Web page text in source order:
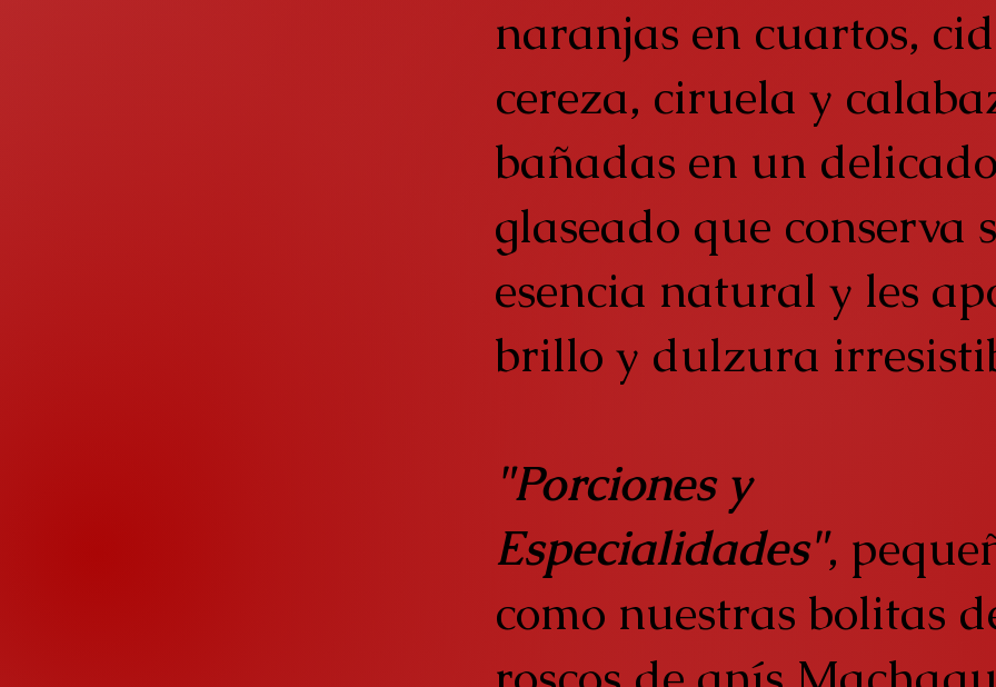
naranjas en cuartos,
cereza, ciruela y
bañadas en un delicado
glaseado que conserva
esencia natural y les
brillo y dulzura
"Porciones y
Especialidades",
como nuestras bolitas